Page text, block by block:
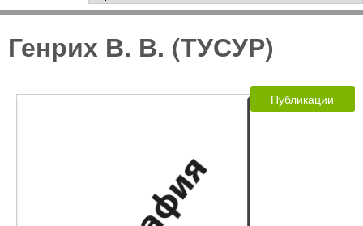
Генрих В. В. (ТУСУР)
Публикации